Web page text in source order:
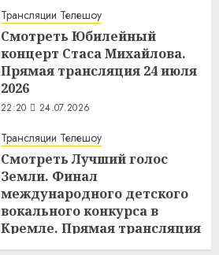
Трансляции Телешоу
Смотреть Юбилейный
концерт Стаса Михайлова.
Прямая трансляция 24 июля
2026
22:20 24.07.2026
Трансляции Телешоу
Смотреть Лучший голос
Земли. Финал
международного детского
вокального конкурса в
Кремле. Прямая трансляция
5 июля 2026